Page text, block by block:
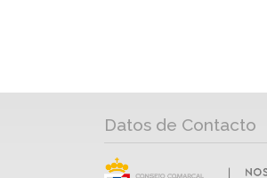
Datos de Contacto